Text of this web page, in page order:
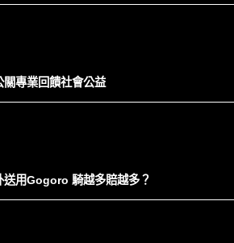
專業回饋社會公益
送用Gogoro 騎越多賠越多？